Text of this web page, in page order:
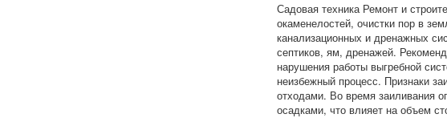
Садовая техника Ремонт и
окаменелостей, очистки пор в
канализационных и дренажных
септиков, ям, дренажей.
нарушения работы выгребной
неизбежный процесс. Признаки
отходами. Во время заиливания
осадками, что влияет на объем